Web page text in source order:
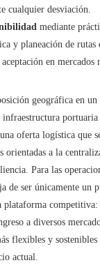
cualquier desviación.
mediante
y planeación de rutas
en mercados
geográfica en un
portuaria
oferta logística que
orientadas a la
Para las
de ser únicamente un
plataforma
a diversos
flexibles y sostenibles
actual.